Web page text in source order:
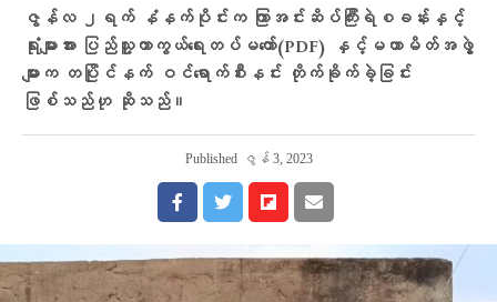
ဇွန်လ ၂ရက် နံနက်ပိုင်းက ကြာအင်းဆိပ်ကြီးရဲစခန်းနှင့်
ရုံးများအား ပြည်သူ့ကာကွယ်ရေးတပ်မတော်(PDF) နှင့်မဟာမိတ်အဖွဲ့
များက တပြိုင်နက် ဝင်ရောက်စီးနင်း တိုက်ခိုက်ခဲ့ခြင်း
ဖြစ်သည်ဟု ဆိုသည်။
Published ဇွန် 3, 2023